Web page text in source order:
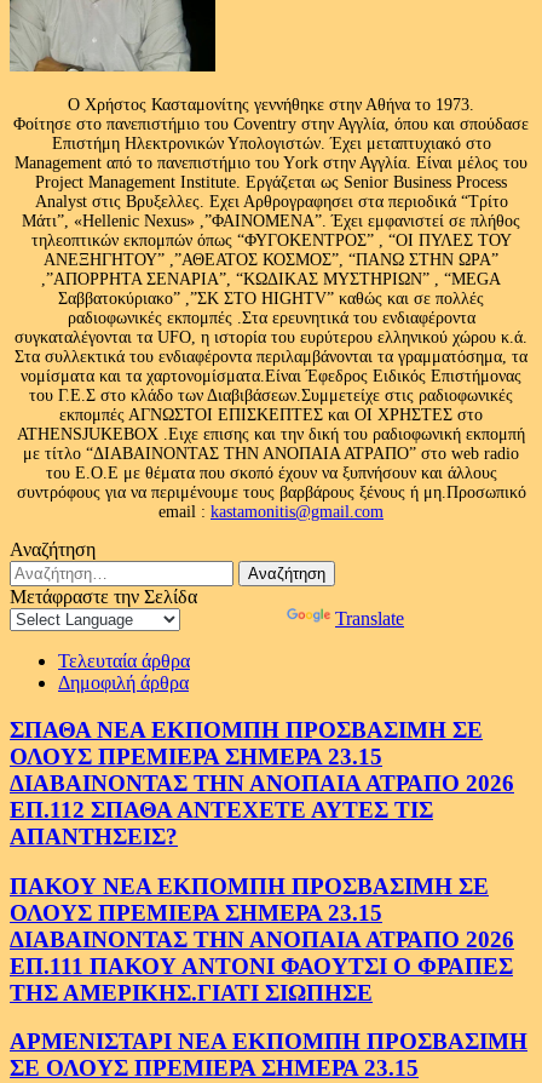
Ο Χρήστος Κασταμονίτης γεννήθηκε στην Αθήνα το 1973.
Φοίτησε στο πανεπιστήμιο του Coventry στην Αγγλία, όπου και σπούδασε
Επιστήμη Ηλεκτρονικών Υπολογιστών. Έχει μεταπτυχιακό στο
Management από το πανεπιστήμιο του Υork στην Αγγλία. Είναι μέλος του
Project Management Institute. Εργάζεται ως Senior Business Process
Analyst στις Βρυξελλες. Εχει Αρθρογραφησει στα περιοδικά “Τρίτο
Μάτι”, «Hellenic Nexus» ,”ΦΑΙΝΟΜΕΝΑ”. Έχει εμφανιστεί σε πλήθος
τηλεοπτικών εκπομπών όπως “ΦΥΓΟΚΕΝΤΡΟΣ” , “ΟΙ ΠΥΛΕΣ ΤΟΥ
ΑΝΕΞΗΓΗΤΟΥ” ,”ΑΘΕΑΤΟΣ ΚΟΣΜΟΣ”, “ΠΑΝΩ ΣΤΗΝ ΩΡΑ”
,”ΑΠΟΡΡΗΤΑ ΣΕΝΑΡΙΑ”, “ΚΩΔΙΚΑΣ ΜΥΣΤΗΡΙΩΝ” , “MEGA
Σαββατοκύριακο” ,”ΣΚ ΣΤΟ HIGHTV” καθώς και σε πολλές
ραδιοφωνικές εκπομπές .Στα ερευνητικά του ενδιαφέροντα
συγκαταλέγονται τα UFO, η ιστορία του ευρύτερου ελληνικού χώρου κ.ά.
Στα συλλεκτικά του ενδιαφέροντα περιλαμβάνονται τα γραμματόσημα, τα
νομίσματα και τα χαρτονομίσματα.Είναι Έφεδρος Ειδικός Επιστήμονας
του Γ.Ε.Σ στο κλάδο των Διαβιβάσεων.Συμμετείχε στις ραδιοφωνικές
εκπομπές ΑΓΝΩΣΤΟΙ ΕΠΙΣΚΕΠΤΕΣ και ΟΙ ΧΡΗΣΤΕΣ στο
ATHENSJUKEBOX .Ειχε επισης και την δική του ραδιοφωνική εκπομπή
με τίτλο “ΔΙΑΒΑΙΝΟΝΤΑΣ ΤΗΝ ΑΝΟΠΑΙΑ ΑΤΡΑΠΟ” στο web radio
του Ε.Ο.Ε με θέματα που σκοπό έχουν να ξυπνήσουν και άλλους
συντρόφους για να περιμένουμε τους βαρβάρους ξένους ή μη.Προσωπικό
email : kastamonitis@gmail.com
Αναζήτηση
Αναζήτηση
για:
Μετάφραστε την Σελίδα
Translate
Τελευταία άρθρα
Δημοφιλή άρθρα
ΣΠΑΘΑ ΝΕΑ ΕΚΠΟΜΠΗ ΠΡΟΣΒΑΣΙΜΗ ΣΕ
ΟΛΟΥΣ ΠΡΕΜΙΕΡΑ ΣΗΜΕΡΑ 23.15
ΔΙΑΒΑΙΝΟΝΤΑΣ ΤΗΝ ΑΝΟΠΑΙΑ ΑΤΡΑΠΟ 2026
ΕΠ.112 ΣΠΑΘΑ ΑΝΤΕΧΕΤΕ ΑΥΤΕΣ ΤΙΣ
ΑΠΑΝΤΗΣΕΙΣ?
ΠΑΚΟΥ ΝΕΑ ΕΚΠΟΜΠΗ ΠΡΟΣΒΑΣΙΜΗ ΣΕ
ΟΛΟΥΣ ΠΡΕΜΙΕΡΑ ΣΗΜΕΡΑ 23.15
ΔΙΑΒΑΙΝΟΝΤΑΣ ΤΗΝ ΑΝΟΠΑΙΑ ΑΤΡΑΠΟ 2026
ΕΠ.111 ΠΑΚΟΥ ΑΝΤΟΝΙ ΦΑΟΥΤΣΙ Ο ΦΡΑΠΕΣ
ΤΗΣ ΑΜΕΡΙΚΗΣ.ΓΙΑΤΙ ΣΙΩΠΗΣΕ
ΑΡΜΕΝΙΣΤΑΡΙ ΝΕΑ ΕΚΠΟΜΠΗ ΠΡΟΣΒΑΣΙΜΗ
ΣΕ ΟΛΟΥΣ ΠΡΕΜΙΕΡΑ ΣΗΜΕΡΑ 23.15